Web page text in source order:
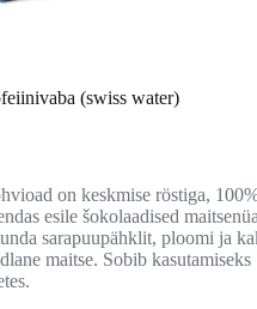
(swiss water)
on keskmise röstiga,
esile šokolaadised
sarapuupähklit, ploomi ja
maitse. Sobib kasutamiseks